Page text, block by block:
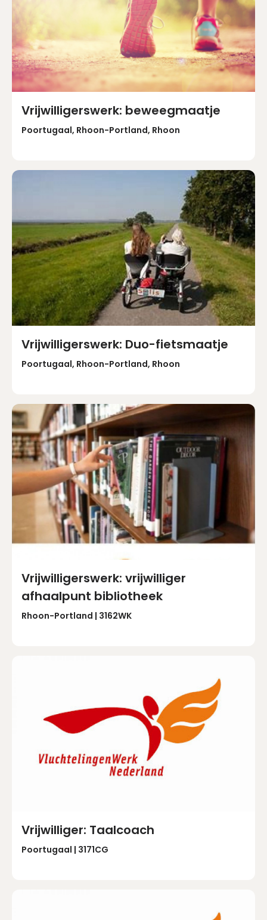
Vrijwilligerswerk: beweegmaatje
Poortugaal, Rhoon-Portland, Rhoon
Vrijwilligerswerk: Duo-fietsmaatje
Poortugaal, Rhoon-Portland, Rhoon
Vrijwilligerswerk: vrijwilliger
afhaalpunt bibliotheek
Rhoon-Portland | 3162WK
Vrijwilliger: Taalcoach
Poortugaal | 3171CG